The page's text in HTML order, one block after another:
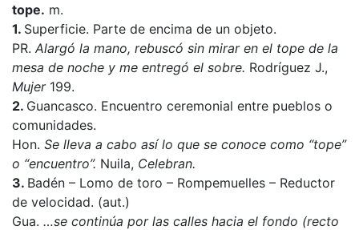
tope. m.
1. Superficie. Parte de encima de un objeto.
PR. Alargó la mano, rebuscó sin mirar en el tope de la
mesa de noche y me entregó el sobre. Rodríguez J.,
Mujer199.
2. Guancasco. Encuentro ceremonial entre pueblos o
comunidades.
Hon. Se lleva a cabo así lo que se conoce como “tope”
o “encuentro”. Nuila, Celebran.
3. Badén – Lomo de toro – Rompemuelles – Reductor
de velocidad. (aut.)
Gua. …se continúa por las calles hacia el fondo (recto